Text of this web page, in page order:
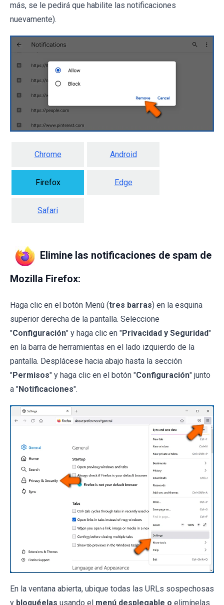
más, se le pedirá que habilite las notificaciones
nuevamente).
Chrome Android
Firefox Edge
Safari
Elimine las notificaciones de spam de
Mozilla Firefox:
Haga clic en el botón Menú (tres barras) en la esquina
superior derecha de la pantalla. Seleccione
"Configuración" y haga clic en "Privacidad y Seguridad"
en la barra de herramientas en el lado izquierdo de la
pantalla. Desplácese hacia abajo hasta la sección
"Permisos" y haga clic en el botón "Configuración" junto
a "Notificaciones".
En la ventana abierta, ubique todas las URLs sospechosas
y bloquéelas usando el menú desplegable o elimínelas